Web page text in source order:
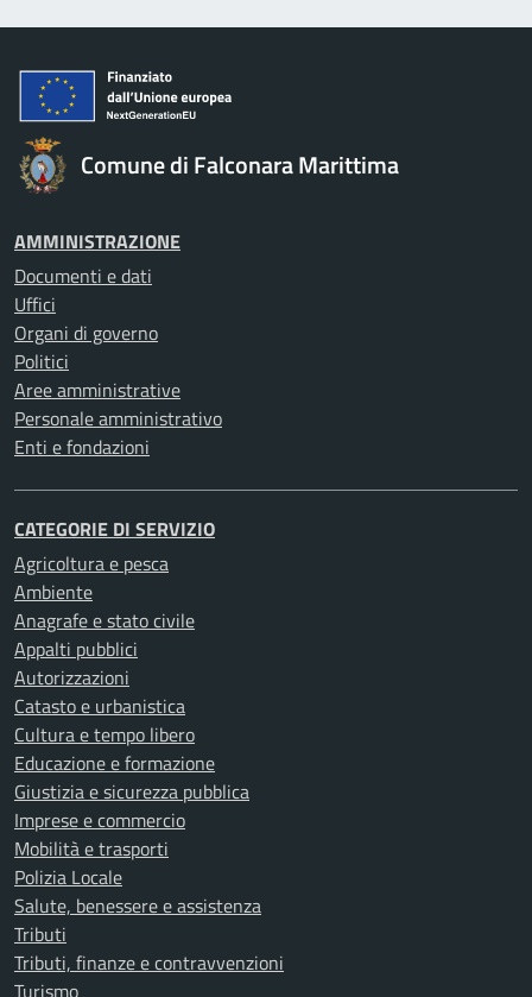
Comune di Falconara Marittima
AMMINISTRAZIONE
Documenti e dati
Uffici
Organi di governo
Politici
Aree amministrative
Personale amministrativo
Enti e fondazioni
CATEGORIE DI SERVIZIO
Agricoltura e pesca
Ambiente
Anagrafe e stato civile
Appalti pubblici
Autorizzazioni
Catasto e urbanistica
Cultura e tempo libero
Educazione e formazione
Giustizia e sicurezza pubblica
Imprese e commercio
Mobilità e trasporti
Polizia Locale
Salute, benessere e assistenza
Tributi
Tributi, finanze e contravvenzioni
Turismo